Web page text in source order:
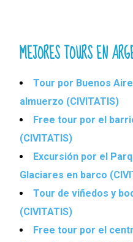
MEJORES TOURS EN
Tour por Buenos
almuerzo (CIVITATIS)
Free tour por el
(CIVITATIS)
Excursión por el
Glaciares en barco
Tour de viñedos y
(CIVITATIS)
Free tour por el